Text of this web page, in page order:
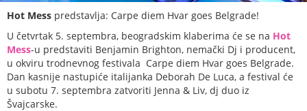
Hot Mess predstavlja: Carpe diem Hvar goes Belgrade!
U četvrtak 5. septembra, beogradskim klaberima će se na Hot
Mess-u predstaviti Benjamin Brighton, nemački Dj i producent,
u okviru trodnevnog festivala Carpe diem Hvar goes Belgrade.
Dan kasnije nastupiće italijanka Deborah De Luca, a festival će
u subotu 7. septembra zatvoriti Jenna & Liv, dj duo iz
Švajcarske.